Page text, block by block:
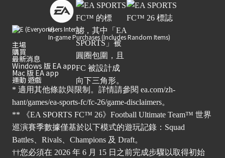
Users Interact
In-game Purchases (Includes Random Items)
主場
購買
最新消息
Windows 版 EA app
Mac 版 EA app
運動 遊戲
* 適用其他條款與限制。詳情請參閱 ea.com/zh-
hant/games/ea-sports-fc/fc-26/game-disclaimers。
** 《EA SPORTS FC™ 26》Football Ultimate Team™ 世界
巡演賽季數據僅基於以下模式的遊玩記錄：Squad
Battles、Rivals、Champions 及 Draft。
††您必須在 2026 年 6 月 15 日之前完成步驟以取得初始